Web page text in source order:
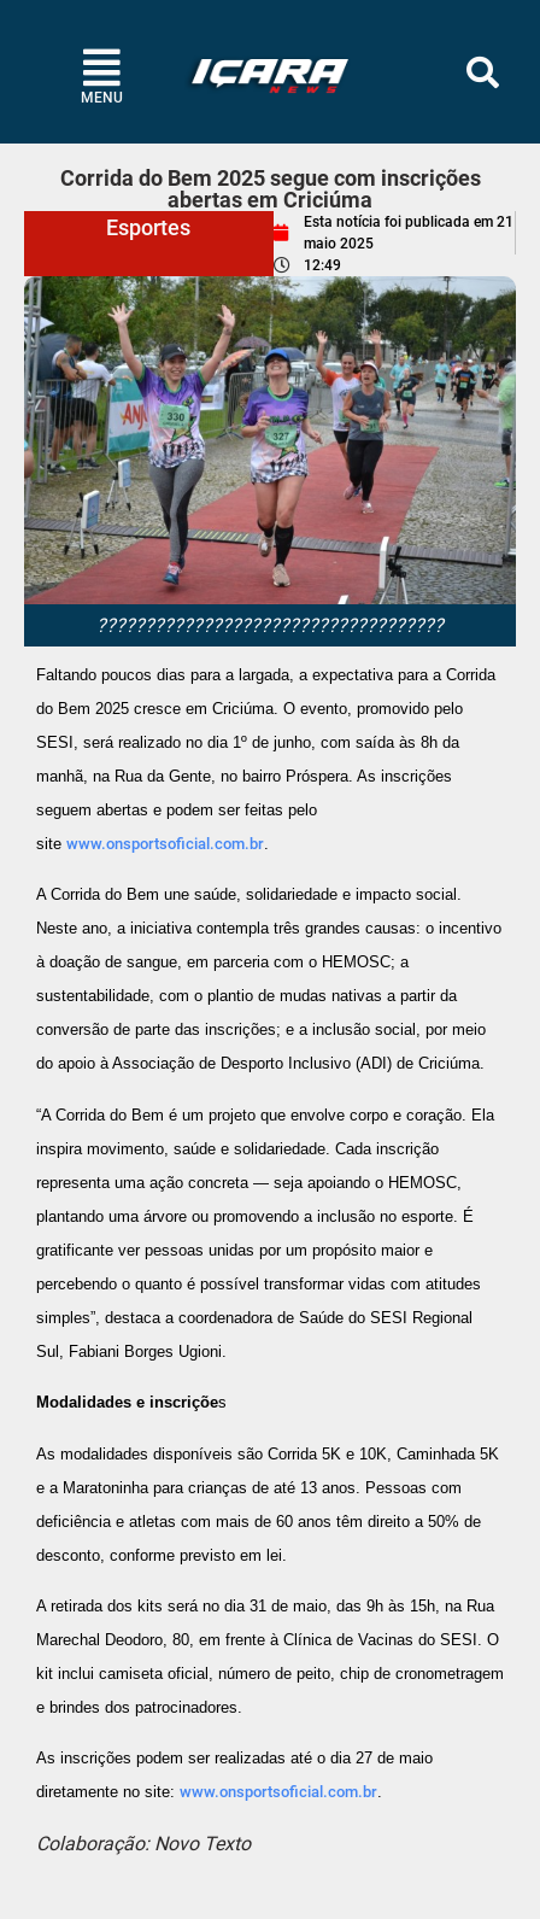
MENU
Corrida do Bem 2025 segue com inscrições
abertas em Criciúma
Esportes
Esta notícia foi publicada em 21
maio 2025
12:49
????????????????????????????????????
Faltando poucos dias para a largada, a expectativa para a Corrida
do Bem 2025 cresce em Criciúma. O evento, promovido pelo
SESI, será realizado no dia 1º de junho, com saída às 8h da
manhã, na Rua da Gente, no bairro Próspera. As inscrições
seguem abertas e podem ser feitas pelo
site www.onsportsoficial.com.br
A Corrida do Bem une saúde, solidariedade e impacto social.
Neste ano, a iniciativa contempla três grandes causas: o incentivo
à doação de sangue, em parceria com o HEMOSC; a
sustentabilidade, com o plantio de mudas nativas a partir da
conversão de parte das inscrições; e a inclusão social, por meio
do apoio à Associação de Desporto Inclusivo (ADI) de Criciúma.
“A Corrida do Bem é um projeto que envolve corpo e coração. Ela
inspira movimento, saúde e solidariedade. Cada inscrição
representa uma ação concreta — seja apoiando o HEMOSC,
plantando uma árvore ou promovendo a inclusão no esporte. É
gratificante ver pessoas unidas por um propósito maior e
percebendo o quanto é possível transformar vidas com atitudes
simples”, destaca a coordenadora de Saúde do SESI Regional
Sul, Fabiani Borges Ugioni.
Modalidades e inscrições
As modalidades disponíveis são Corrida 5K e 10K, Caminhada 5K
e a Maratoninha para crianças de até 13 anos. Pessoas com
deficiência e atletas com mais de 60 anos têm direito a 50% de
desconto, conforme previsto em lei.
A retirada dos kits será no dia 31 de maio, das 9h às 15h, na Rua
Marechal Deodoro, 80, em frente à Clínica de Vacinas do SESI. O
kit inclui camiseta oficial, número de peito, chip de cronometragem
e brindes dos patrocinadores.
As inscrições podem ser realizadas até o dia 27 de maio
diretamente no site: www.onsportsoficial.com.br.
Colaboração: Novo Texto